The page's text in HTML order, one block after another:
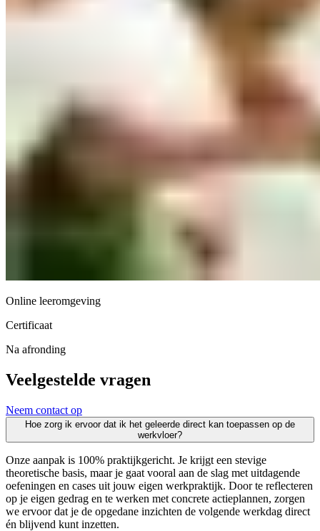
Online leeromgeving
Certificaat
Na afronding
Veelgestelde vragen
Neem contact op
Hoe zorg ik ervoor dat ik het geleerde direct kan toepassen op de
werkvloer?
Onze aanpak is 100% praktijkgericht. Je krijgt een stevige
theoretische basis, maar je gaat vooral aan de slag met uitdagende
oefeningen en cases uit jouw eigen werkpraktijk. Door te reflecteren
op je eigen gedrag en te werken met concrete actieplannen, zorgen
we ervoor dat je de opgedane inzichten de volgende werkdag direct
én blijvend kunt inzetten.